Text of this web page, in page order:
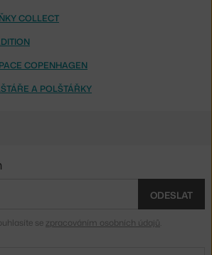
COLLECT
COPENHAGEN
A POLŠTÁŘKY
ODESLAT
se zpracováním osobních údajů